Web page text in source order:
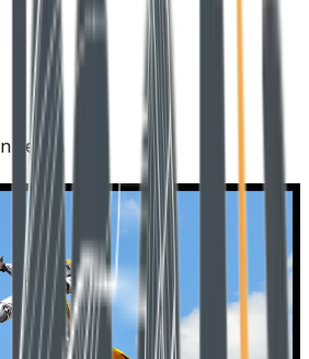
Lesen